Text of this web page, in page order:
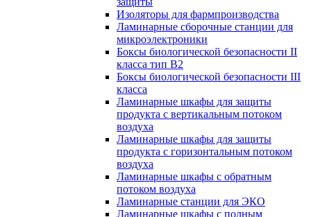
Изоляторы для фармпроизводства
Ламинарные сборочные станции для
микроэлектроники
Боксы биологической безопасности II
класса тип B2
Боксы биологической безопасности III
класса
Ламинарные шкафы для защиты
продукта с вертикальным потоком
воздуха
Ламинарные шкафы для защиты
продукта с горизонтальным потоком
воздуха
Ламинарные шкафы с обратным
потоком воздуха
Ламинарные станции для ЭКО
Ламинарные шкафы с полным